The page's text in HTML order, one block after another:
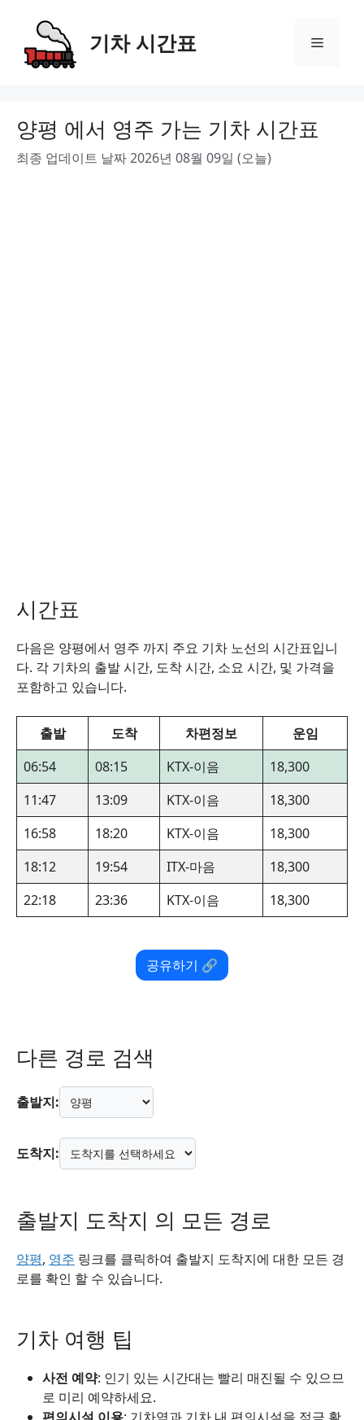
content
기차 시간표 Menu
양평 에서 영주 가는 기차 시간표
최종 업데이트 날짜 2026년 08월 09일 (오늘)
시간표
다음은 양평에서 영주 까지 주요 기차 노선의 시간표입니
다. 각 기차의 출발 시간, 도착 시간, 소요 시간, 및 가격을
포함하고 있습니다.
출발 도착 차편정보
운임
06:54
08:15 KTX-이음
18,300
11:47
13:09 KTX-이음
18,300
16:58
18:20 KTX-이음
18,300
18:12
19:54 ITX-마음
18,300
22:18
23:36 KTX-이음 18,300
공유하기 🔗
다른 경로 검색
출발지:
도착지:
출발지 도착지 의 모든 경로
양평, 영주 링크를 클릭하여 출발지 도착지에 대한 모든 경
로를 확인 할 수 있습니다.
기차 여행 팁
사전 예약: 인기 있는 시간대는 빨리 매진될 수 있으므
로 미리 예약하세요.